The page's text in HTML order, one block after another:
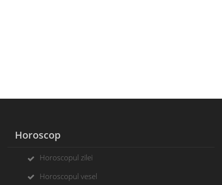
Horoscop
Horoscopul zilei
Horoscopul vesel